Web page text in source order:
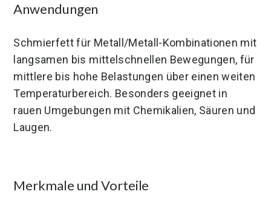
Anwendungen
Schmierfett für Metall/Metall-Kombinationen mit
langsamen bis mittelschnellen Bewegungen, für
mittlere bis hohe Belastungen über einen weiten
Temperaturbereich. Besonders geeignet in
rauen Umgebungen mit Chemikalien, Säuren und
Laugen.
Merkmale und Vorteile